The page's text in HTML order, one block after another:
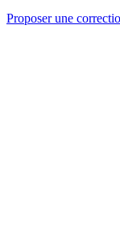
Proposer une